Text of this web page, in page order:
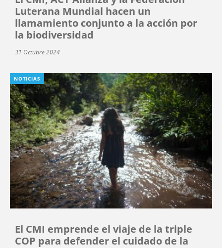
Luterana Mundial hacen un
llamamiento conjunto a la acción por
la biodiversidad
31 Octubre 2024
NOTICIAS
El CMI emprende el viaje de la triple
COP para defender el cuidado de la